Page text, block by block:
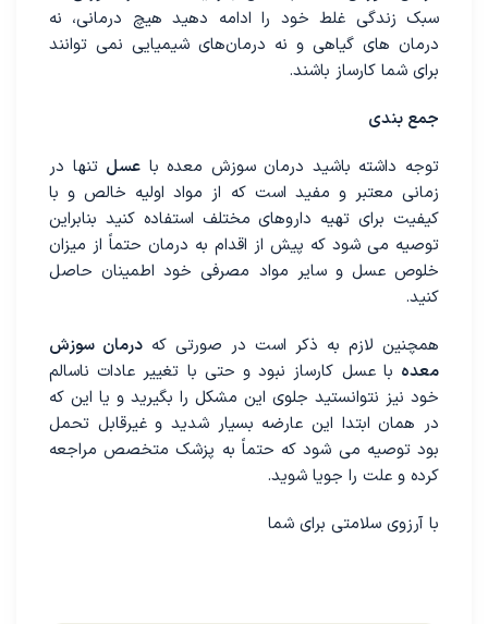
سبک زندگی غلط خود را ادامه دهید هیچ درمانی، نه
درمان های گیاهی و نه درمان‌های شیمیایی نمی توانند
برای شما کارساز باشند.
جمع بندی
توجه داشته باشید درمان سوزش معده با عسل تنها در
زمانی معتبر و مفید است که از مواد اولیه خالص و با
کیفیت برای تهیه داروهای مختلف استفاده کنید بنابراین
توصیه می شود که پیش از اقدام به درمان حتماً از میزان
خلوص عسل و سایر مواد مصرفی خود اطمینان حاصل
کنید.
همچنین لازم به ذکر است در صورتی که درمان سوزش
معده با عسل کارساز نبود و حتی با تغییر عادات ناسالم
خود نیز نتوانستید جلوی این مشکل را بگیرید و یا این که
در همان ابتدا این عارضه بسیار شدید و غیرقابل تحمل
بود توصیه می شود که حتماً به پزشک متخصص مراجعه
کرده و علت را جویا شوید.
با آرزوی سلامتی برای شما